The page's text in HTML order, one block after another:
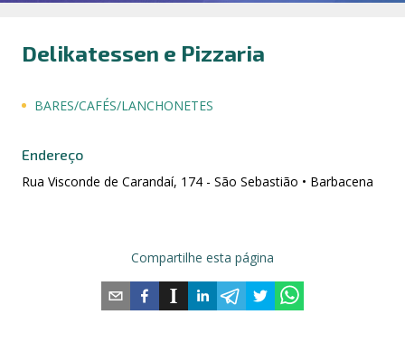
Delikatessen e Pizzaria
BARES/CAFÉS/LANCHONETES
Endereço
Rua Visconde de Carandaí, 174 - São Sebastião • Barbacena
Compartilhe esta página